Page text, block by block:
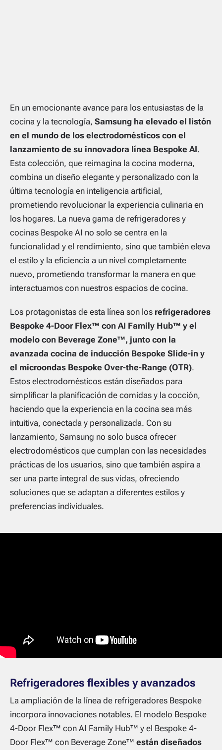
En un emocionante avance para los entusiastas de la
cocina y la tecnología, Samsung ha elevado el listón
en el mundo de los electrodomésticos con el
lanzamiento de su innovadora línea Bespoke AI.
Esta colección, que reimagina la cocina moderna,
combina un diseño elegante y personalizado con la
última tecnología en inteligencia artificial,
prometiendo revolucionar la experiencia culinaria en
los hogares. La nueva gama de refrigeradores y
cocinas Bespoke AI no solo se centra en la
funcionalidad y el rendimiento, sino que también eleva
el estilo y la eficiencia a un nivel completamente
nuevo, prometiendo transformar la manera en que
interactuamos con nuestros espacios de cocina.
Los protagonistas de esta línea son los refrigeradores
Bespoke 4-Door Flex™ con AI Family Hub™ y el
modelo con Beverage Zone™, junto con la
avanzada cocina de inducción Bespoke Slide-in y
el microondas Bespoke Over-the-Range (OTR).
Estos electrodomésticos están diseñados para
simplificar la planificación de comidas y la cocción,
haciendo que la experiencia en la cocina sea más
intuitiva, conectada y personalizada. Con su
lanzamiento, Samsung no solo busca ofrecer
electrodomésticos que cumplan con las necesidades
prácticas de los usuarios, sino que también aspira a
ser una parte integral de sus vidas, ofreciendo
soluciones que se adaptan a diferentes estilos y
preferencias individuales.
Refrigeradores flexibles y avanzados
La ampliación de la línea de refrigeradores Bespoke
incorpora innovaciones notables. El modelo Bespoke
4-Door Flex™ con AI Family Hub™ y el Bespoke 4-
Door Flex™ con Beverage Zone™ están diseñados